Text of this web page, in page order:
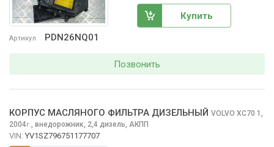
Артикул PDN26NQ01
Купить
Позвонить
КОРПУС МАСЛЯНОГО ФИЛЬТРА ДИЗЕЛЬНЫЙ VOLVO XC70 1,
2004г., внедорожник, 2,4 дизель, АКПП
VIN: YV1SZ796751177707